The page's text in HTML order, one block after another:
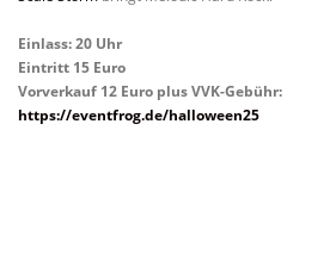
Einlass: 20 Uhr
Eintritt 15 Euro
Vorverkauf 12 Euro plus VVK-Gebühr:
https://eventfrog.de/halloween25